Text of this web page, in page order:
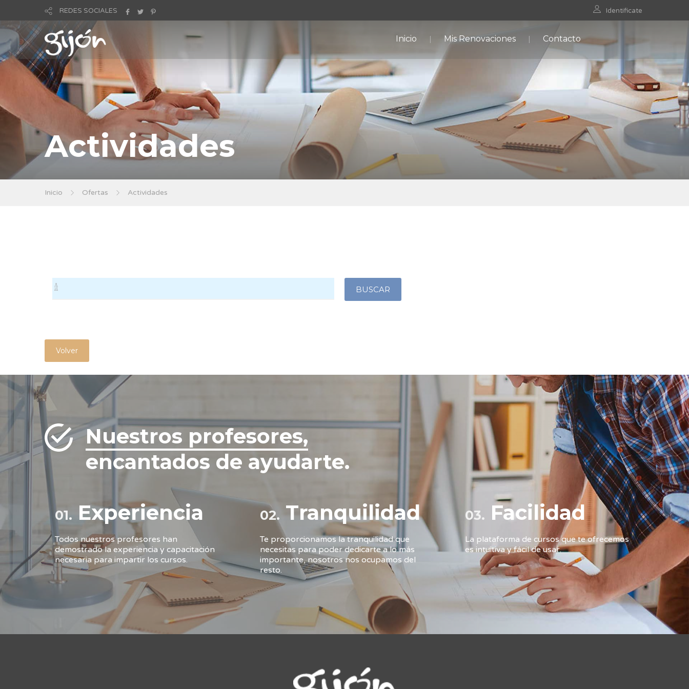
REDES SOCIALES Identificate
Inicio Mis Renovaciones Contacto
Actividades
Inicio Ofertas Actividades
Volver
Nuestros profesores,
encantados de ayudarte.
01. Experiencia
Todos nuestros profesores han
demostrado la experiencia y capacitación
necesaria para impartir los cursos.
02.Tranquilidad
Te proporcionamos la tranquilidad que
necesitas para poder dedicarte a lo más
importante, nosotros nos ocupamos del
resto.
03. Facilidad
La plataforma de cursos que te ofrecemos
es intuitiva y fácil de usar.